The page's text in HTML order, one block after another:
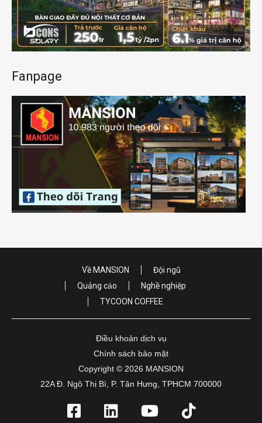
Fanpage
Về MANSION
Đội ngũ
Quảng cáo
Nghề nghiệp
TYCOON COFFEE
Điều khoản dịch vụ
Chính sách bảo mật
Copyright © 2026 MANSION
22A Đ. Ngô Thị Bì, P. Tân Hưng, TPHCM 700000